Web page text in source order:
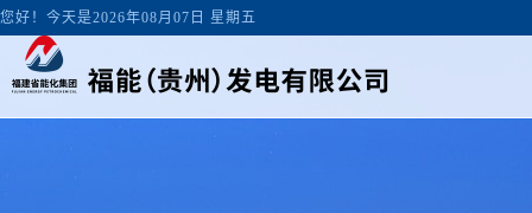
您好！今天是2026年08月07日 星期五